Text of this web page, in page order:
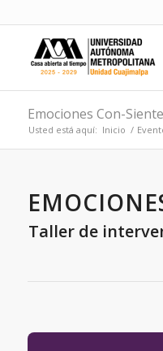
Emociones Con-
Usted está aquí: Inicio /
Taller de